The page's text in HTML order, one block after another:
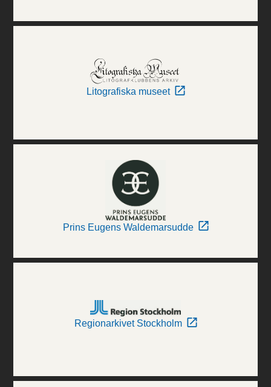
Litografiska museet
Prins Eugens Waldemarsudde
Regionarkivet Stockholm